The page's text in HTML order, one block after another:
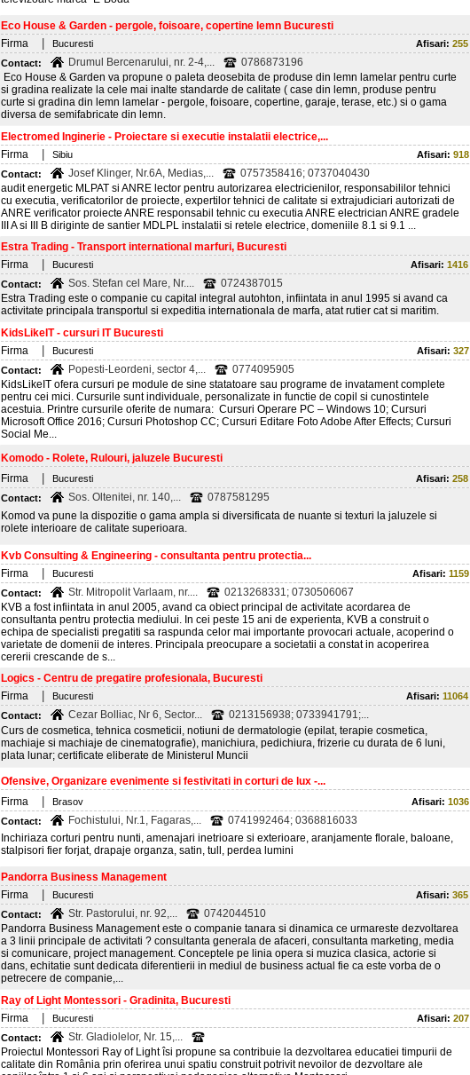
Eco House & Garden - pergole, foisoare, copertine lemn Bucuresti
Firma
Bucuresti Afisari: 255
Contact:
Drumul Bercenarului, nr. 2-4,...
0786873196
Eco House & Garden va propune o paleta deosebita de produse din lemn lamelar pentru curte
si gradina realizate la cele mai inalte standarde de calitate ( case din lemn, produse pentru
curte si gradina din lemn lamelar - pergole, foisoare, copertine, garaje, terase, etc.) si o gama
diversa de semifabricate din lemn.
Electromed Inginerie - Proiectare si executie instalatii electrice,...
Firma
Sibiu Afisari: 918
Contact:
Josef Klinger, Nr.6A, Medias,...
0757358416; 0737040430
audit energetic MLPAT si ANRE lector pentru autorizarea electricienilor, responsabililor tehnici
cu executia, verificatorilor de proiecte, expertilor tehnici de calitate si extrajudiciari autorizati de
ANRE verificator proiecte ANRE responsabil tehnic cu executia ANRE electrician ANRE gradele
III A si III B diriginte de santier MDLPL instalatii si retele electrice, domeniile 8.1 si 9.1 ...
Estra Trading - Transport international marfuri, Bucuresti
Firma
Bucuresti Afisari: 1416
Contact:
Sos. Stefan cel Mare, Nr....
0724387015
Estra Trading este o companie cu capital integral autohton, infiintata in anul 1995 si avand ca
activitate principala transportul si expeditia internationala de marfa, atat rutier cat si maritim.
KidsLikeIT - cursuri IT Bucuresti
Firma
Bucuresti Afisari: 327
Contact:
Popesti-Leordeni, sector 4,...
0774095905
KidsLikeIT ofera cursuri pe module de sine statatoare sau programe de invatament complete
pentru cei mici. Cursurile sunt individuale, personalizate in functie de copil si cunostintele
acestuia. Printre cursurile oferite de numara: Cursuri Operare PC – Windows 10; Cursuri
Microsoft Office 2016; Cursuri Photoshop CC; Cursuri Editare Foto Adobe After Effects; Cursuri
Social Me...
Komodo - Rolete, Rulouri, jaluzele Bucuresti
Firma
Bucuresti Afisari: 258
Contact:
Sos. Oltenitei, nr. 140,...
0787581295
Komod va pune la dispozitie o gama ampla si diversificata de nuante si texturi la jaluzele si
rolete interioare de calitate superioara.
Kvb Consulting & Engineering - consultanta pentru protectia...
Firma
Bucuresti Afisari: 1159
Contact:
Str. Mitropolit Varlaam, nr....
0213268331; 0730506067
KVB a fost infiintata in anul 2005, avand ca obiect principal de activitate acordarea de
consultanta pentru protectia mediului. In cei peste 15 ani de experienta, KVB a construit o
echipa de specialisti pregatiti sa raspunda celor mai importante provocari actuale, acoperind o
varietate de domenii de interes. Principala preocupare a societatii a constat in acoperirea
cererii crescande de s...
Logics - Centru de pregatire profesionala, Bucuresti
Firma
Bucuresti Afisari: 11064
Contact:
Cezar Bolliac, Nr 6, Sector...
0213156938; 0733941791;...
Curs de cosmetica, tehnica cosmeticii, notiuni de dermatologie (epilat, terapie cosmetica,
machiaje si machiaje de cinematografie), manichiura, pedichiura, frizerie cu durata de 6 luni,
plata lunar; certificate eliberate de Ministerul Muncii
Ofensive, Organizare evenimente si festivitati in corturi de lux -...
Firma
Brasov Afisari: 1036
Contact:
Fochistului, Nr.1, Fagaras,...
0741992464; 0368816033
Inchiriaza corturi pentru nunti, amenajari inetrioare si exterioare, aranjamente florale, baloane,
stalpisori fier forjat, drapaje organza, satin, tull, perdea lumini
Pandorra Business Management
Firma
Bucuresti Afisari: 365
Contact:
Str. Pastorului, nr. 92,...
0742044510
Pandorra Business Management este o companie tanara si dinamica ce urmareste dezvoltarea
a 3 linii principale de activitati ? consultanta generala de afaceri, consultanta marketing, media
si comunicare, project management. Conceptele pe linia opera si muzica clasica, actorie si
dans, echitatie sunt dedicata diferentierii in mediul de business actual fie ca este vorba de o
petrecere de companie,...
Ray of Light Montessori - Gradinita, Bucuresti
Firma
Bucuresti Afisari: 207
Contact:
Str. Gladiolelor, Nr. 15,...
Proiectul Montessori Ray of Light îsi propune sa contribuie la dezvoltarea educatiei timpurii de
calitate din România prin oferirea unui spatiu construit potrivit nevoilor de dezvoltare ale